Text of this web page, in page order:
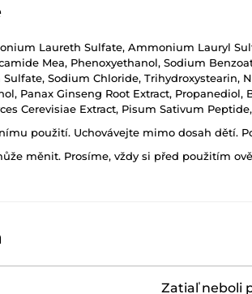
Laureth Sulfate, Ammonium Lauryl
Mea, Phenoxyethanol, Sodium
Sodium Chloride, Trihydroxystearin,
Panax Ginseng Root Extract,
Cerevisiae Extract, Pisum Sativum
použití. Uchovávejte mimo dosah dětí.
měnit. Prosíme, vždy si před použitím
Zatiaľ neboli